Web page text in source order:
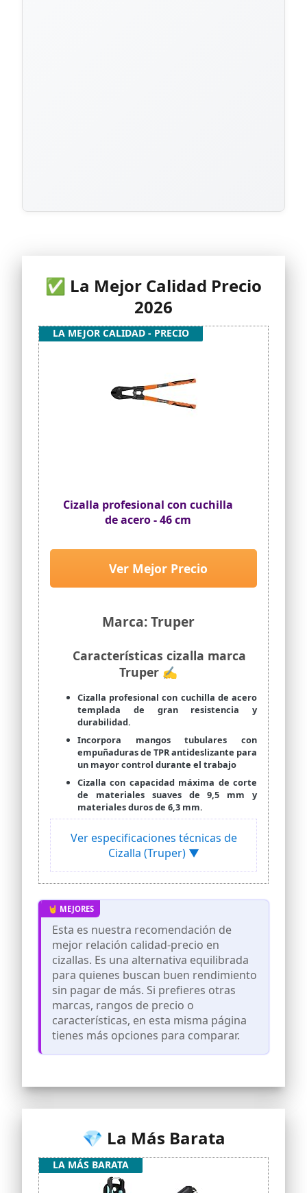
✅ La Mejor Calidad Precio
2026
Cizalla profesional con cuchilla
de acero - 46 cm
Marca: Truper
Ver Mejor Precio
LA MEJOR CALIDAD - PRECIO
Características cizalla marca
Truper ✍
Cizalla profesional con cuchilla de acero
templada de gran resistencia y
durabilidad.
Incorpora mangos tubulares con
empuñaduras de TPR antideslizante para
un mayor control durante el trabajo
Cizalla con capacidad máxima de corte
de materiales suaves de 9,5 mm y
materiales duros de 6,3 mm.
Ver especificaciones técnicas de
Cizalla (Truper) ▼
Esta es nuestra recomendación de
mejor relación calidad-precio en
cizallas. Es una alternativa equilibrada
para quienes buscan buen rendimiento
sin pagar de más. Si prefieres otras
marcas, rangos de precio o
características, en esta misma página
tienes más opciones para comparar.
💎 La Más Barata
LA MÁS BARATA